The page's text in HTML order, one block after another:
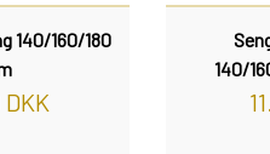
140/160/180
140/